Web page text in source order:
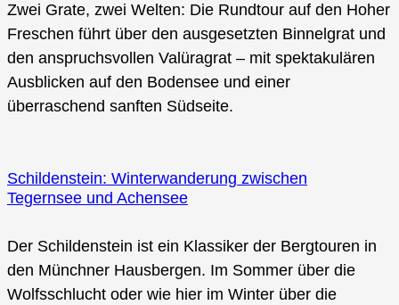
Zwei Grate, zwei Welten: Die Rundtour auf den Hoher
Freschen führt über den ausgesetzten Binnelgrat und
den anspruchsvollen Valüragrat – mit spektakulären
Ausblicken auf den Bodensee und einer
überraschend sanften Südseite.
Schildenstein: Winterwanderung zwischen
Tegernsee und Achensee
Der Schildenstein ist ein Klassiker der Bergtouren in
den Münchner Hausbergen. Im Sommer über die
Wolfsschlucht oder wie hier im Winter über die